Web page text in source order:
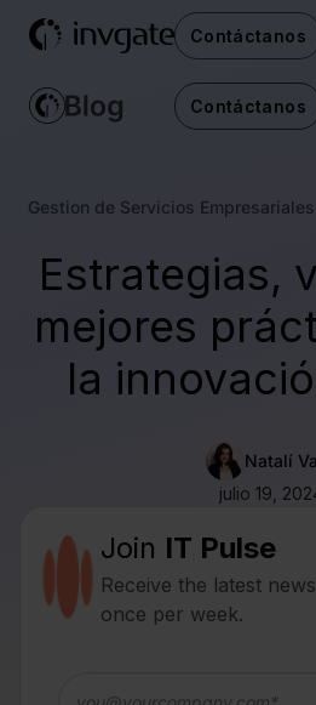
Contáctanos
Contáctanos
Gestion de Servicios Empresariales
Estrategias,
mejores
la
Natalí
julio 19,
Join IT Pulse
Receive the latest
once per week.